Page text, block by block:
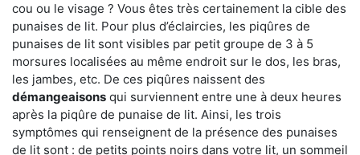
cou ou le visage ? Vous êtes très certainement la cible des
punaises de lit. Pour plus d’éclaircies, les piqûres de
punaises de lit sont visibles par petit groupe de 3 à 5
morsures localisées au même endroit sur le dos, les bras,
les jambes, etc. De ces piqûres naissent des
démangeaisons qui surviennent entre une à deux heures
après la piqûre de punaise de lit. Ainsi, les trois
symptômes qui renseignent de la présence des punaises
de lit sont : de petits points noirs dans votre lit, un sommeil